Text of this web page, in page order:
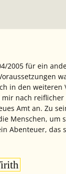
2005 für ein
in den
nach
Amt an. Zu
Menschen,
Abenteuer, das